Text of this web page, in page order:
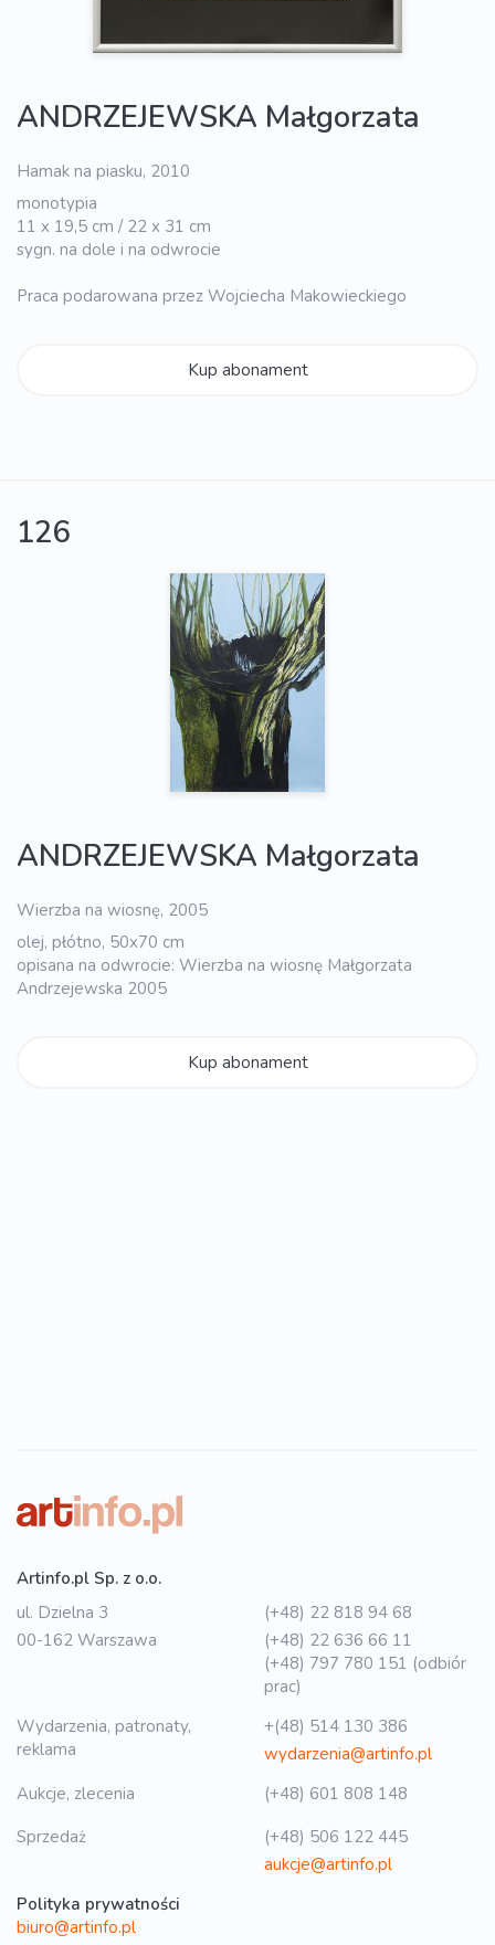
ANDRZEJEWSKA Małgorzata
Hamak na piasku, 2010
monotypia
11 x 19,5 cm / 22 x 31 cm
sygn. na dole i na odwrocie
Praca podarowana przez Wojciecha Makowieckiego
Kup abonament
126
ANDRZEJEWSKA Małgorzata
Wierzba na wiosnę, 2005
olej, płótno, 50x70 cm
opisana na odwrocie: Wierzba na wiosnę Małgorzata
Andrzejewska 2005
Kup abonament
Artinfo.pl Sp. z o.o.
ul. Dzielna 3
00-162 Warszawa
(+48) 22 818 94 68
(+48) 22 636 66 11
(+48) 797 780 151 (odbiór
prac)
Wydarzenia, patronaty,
reklama
+(48) 514 130 386
wydarzenia@artinfo.pl
Aukcje, zlecenia
(+48) 601 808 148
Sprzedaż
(+48) 506 122 445
aukcje@artinfo.pl
Polityka prywatności
biuro@artinfo.pl